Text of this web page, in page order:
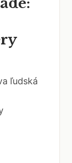
ľudská